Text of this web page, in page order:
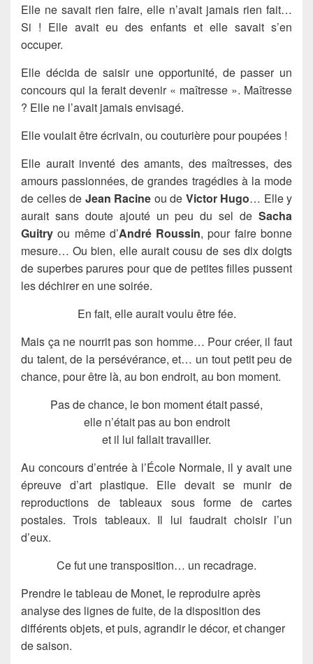
Elle ne savait rien faire, elle n’avait jamais rien fait…
Si ! Elle avait eu des enfants et elle savait s’en
occuper.
Elle décida de saisir une opportunité, de passer un
concours qui la ferait devenir « maîtresse ». Maîtresse
? Elle ne l’avait jamais envisagé.
Elle voulait être écrivain, ou couturière pour poupées !
Elle aurait inventé des amants, des maîtresses, des
amours passionnées, de grandes tragédies à la mode
de celles de Jean Racine ou de Victor Hugo… Elle y
aurait sans doute ajouté un peu du sel de Sacha
Guitry ou même d’André Roussin, pour faire bonne
mesure… Ou bien, elle aurait cousu de ses dix doigts
de superbes parures pour que de petites filles pussent
les déchirer en une soirée.
En fait, elle aurait voulu être fée.
Mais ça ne nourrit pas son homme… Pour créer, il faut
du talent, de la persévérance, et… un tout petit peu de
chance, pour être là, au bon endroit, au bon moment.
Pas de chance, le bon moment était passé,
elle n’était pas au bon endroit
et il lui fallait travailler.
Au concours d’entrée à l’École Normale, il y avait une
épreuve d’art plastique. Elle devait se munir de
reproductions de tableaux sous forme de cartes
postales. Trois tableaux. Il lui faudrait choisir l’un
d’eux.
Ce fut une transposition… un recadrage.
Prendre le tableau de Monet, le reproduire après
analyse des lignes de fuite, de la disposition des
différents objets, et puis, agrandir le décor, et changer
de saison.